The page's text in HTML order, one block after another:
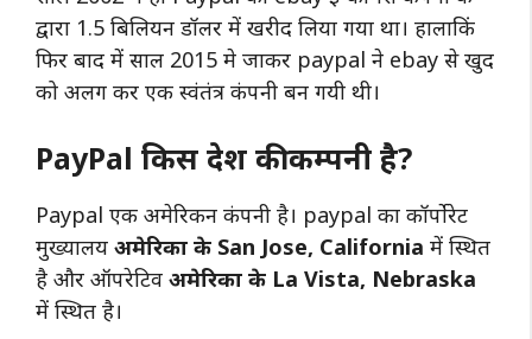
द्वारा 1.5 बिलियन डॉलर में खरीद लिया गया था। हालाकिं
फिर बाद में साल 2015 मे जाकर paypal ने ebay से खुद
को अलग कर एक स्वंतंत्र कंपनी बन गयी थी।
PayPal किस देश की कम्पनी है?
Paypal एक अमेरिकन कंपनी है। paypal का कॉर्पोरेट
मुख्यालय अमेरिका के San Jose, California में स्थित
है और ऑपरेटिव अमेरिका के La Vista, Nebraska
में स्थित है।